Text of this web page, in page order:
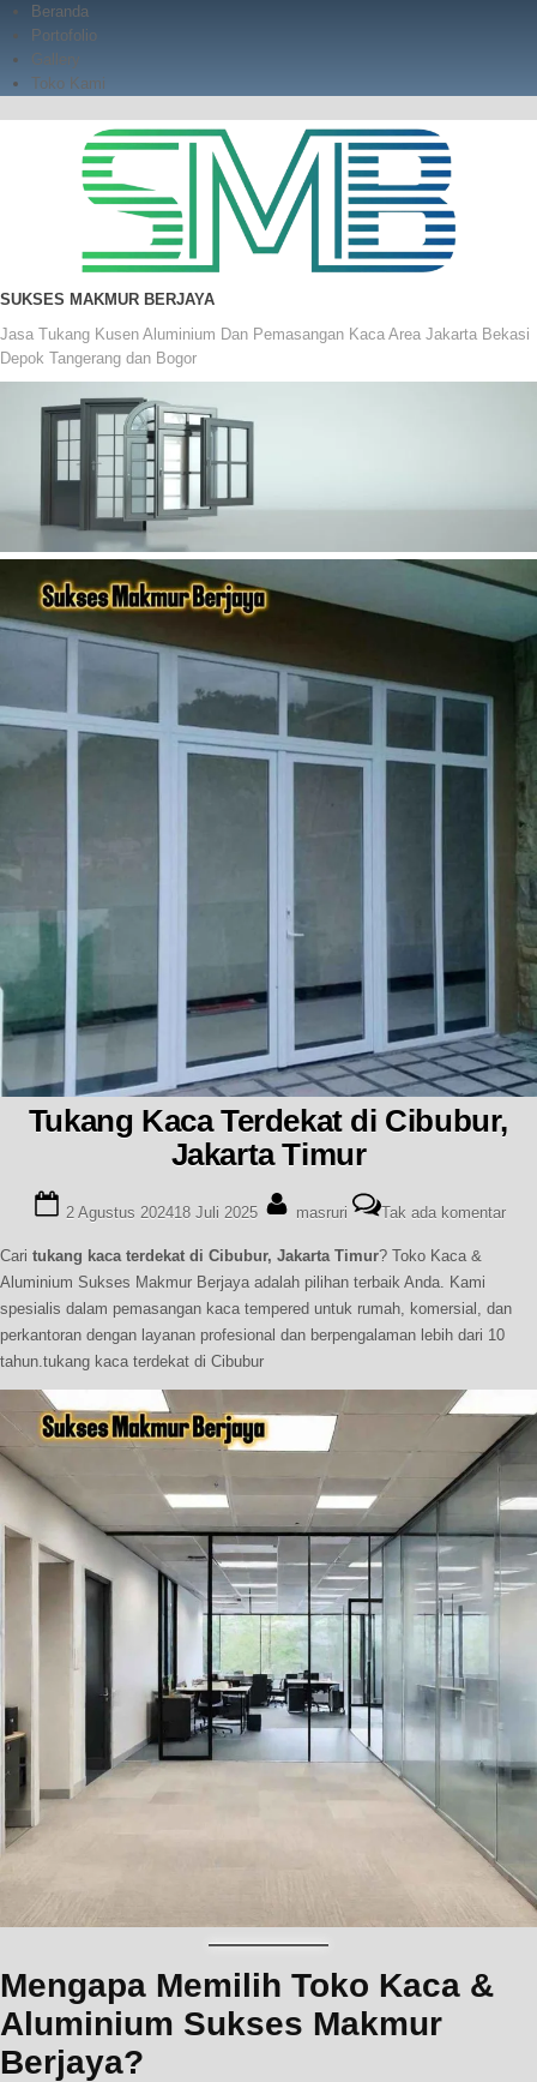
Skip
content
Beranda
Portofolio
Gallery
Toko Kami
SUKSES MAKMUR BERJAYA
Jasa Tukang Kusen Aluminium Dan Pemasangan Kaca Area Jakarta Bekasi
Depok Tangerang dan Bogor
Tukang Kaca Terdekat di Cibubur,
Jakarta Timur
on
2 Agustus 202418 Juli 2025 masruri Tak ada komentar
Cari tukang kaca terdekat di Cibubur, Jakarta Timur? Toko Kaca &
Aluminium Sukses Makmur Berjaya adalah pilihan terbaik Anda. Kami
spesialis dalam pemasangan kaca tempered untuk rumah, komersial, dan
perkantoran dengan layanan profesional dan berpengalaman lebih dari 10
tahun.tukang kaca terdekat di Cibubur
Mengapa Memilih Toko Kaca &
Aluminium Sukses Makmur
Berjaya?